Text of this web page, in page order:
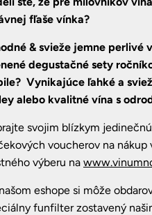
fľaše vínka?
& svieže jemne perlivé
degustačné sety
Vynikajúce ľahké a
alebo kvalitné vína s
svojim blízkym
voucherov na
výberu na
eshope si môže
funfilter zostavený